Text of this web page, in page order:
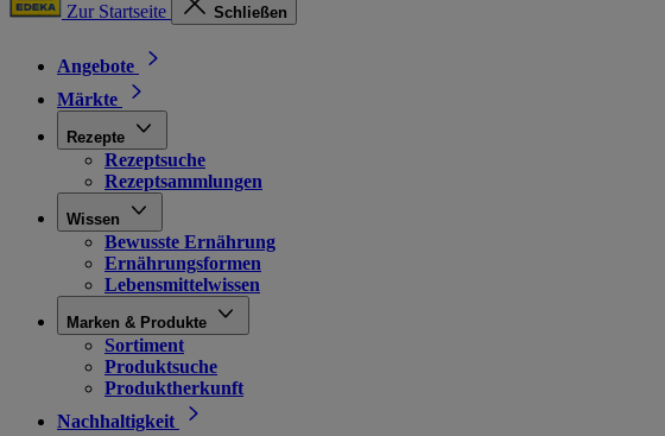
Zur Startseite Schließen
Angebote
Märkte
Rezepte
Rezeptsuche
Rezeptsammlungen
Wissen
Bewusste Ernährung
Ernährungsformen
Lebensmittelwissen
Marken & Produkte
Sortiment
Produktsuche
Produktherkunft
Nachhaltigkeit